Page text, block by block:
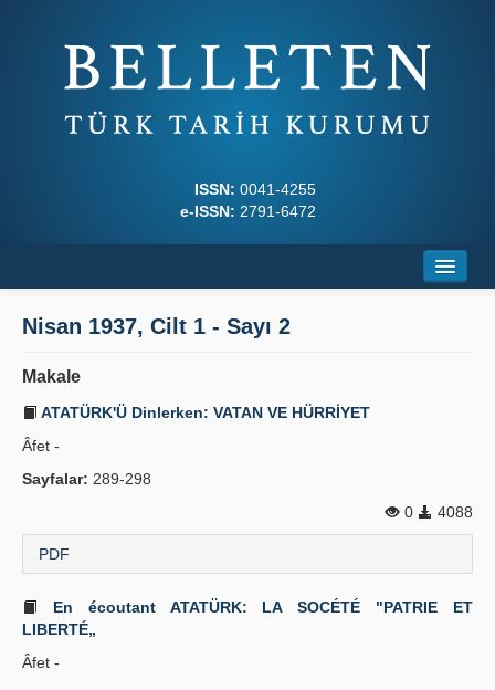
ISSN: 0041-4255
e-ISSN: 2791-6472
İlkeler
İletişim
Nisan 1937, Cilt 1 - Sayı 2
Makale
ATATÜRK'Ü Dinlerken: VATAN VE HÜRRİYET
Âfet -
Sayfalar: 289-298
0
4088
PDF
En écoutant ATATÜRK: LA SOCÉTÉ "PATRIE ET
LIBERTÉ„
Âfet -